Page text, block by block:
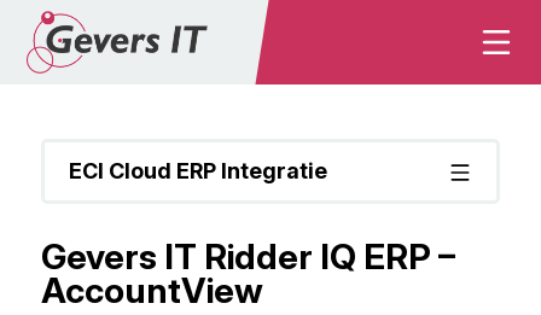
ECI Cloud ERP Integratie
Gevers IT Ridder IQ ERP –
AccountView